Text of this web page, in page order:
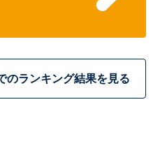
のランキング結果を見る